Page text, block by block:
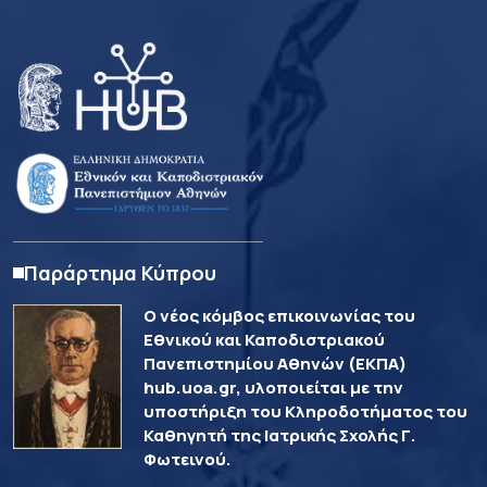
Παράρτημα Κύπρου
Ο νέος κόμβος επικοινωνίας του
Εθνικού και Καποδιστριακού
Πανεπιστημίου Αθηνών (ΕΚΠΑ)
hub.uoa.gr, υλοποιείται με την
υποστήριξη του Κληροδοτήματος του
Καθηγητή της Ιατρικής Σχολής Γ.
Φωτεινού.